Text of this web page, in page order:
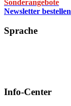
Sonderangebote
Newsletter bestellen
Sprache
Info-Center